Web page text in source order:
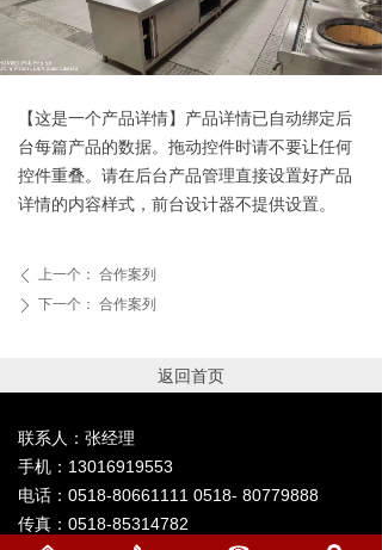
【这是一个产品详情】产品详情已自动绑定后
台每篇产品的数据。拖动控件时请不要让任何
控件重叠。请在后台产品管理直接设置好产品
详情的内容样式，前台设计器不提供设置。
ꄴ 上一个： 合作案列
ꄲ 下一个： 合作案列
联系人：张经理
手机：13016919553
电话：0518-80661111 0518- 80779888
传真：0518-85314782
返回首页